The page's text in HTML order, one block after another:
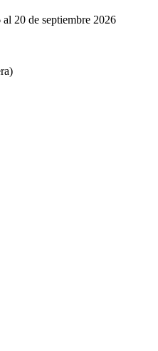
20 de septiembre 2026